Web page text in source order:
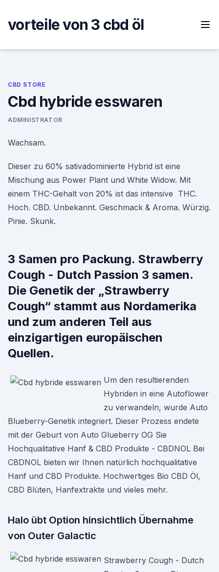
content
vorteile von 3 cbd öl
CBD STORE
Cbd hybride esswaren
ADMINISTRATOR
Wachsam.
Dieser zu 60% sativadominierte Hybrid ist eine
Mischung aus Power Plant und White Widow. Mit
einem THC-Gehalt von 20% ist das intensive THC.
Hoch. CBD. Unbekannt. Geschmack & Aroma. Würzig.
Pinie. Skunk.
3 Samen pro Packung. Strawberry
Cough - Dutch Passion 3 samen.
Die Genetik der „Strawberry
Cough“ stammt aus Nordamerika
und zum anderen Teil aus
einzigartigen europäischen
Quellen.
Um den resultierenden
Hybriden in eine Autoflower
zu verwandeln, wurde Auto
Blueberry-Genetik integriert. Dieser Prozess endete
mit der Geburt von Auto Glueberry OG Sie
Hochqualitative Hanf & CBD Produkte - CBDNOL Bei
CBDNOL bieten wir Ihnen natürlich hochqualitative
Hanf und CBD Produkte. Hochwertiges Bio CBD Öl,
CBD Blüten, Hanfextrakte und vieles mehr.
Halo übt Option hinsichtlich Übernahme
von Outer Galactic
Strawberry Cough - Dutch